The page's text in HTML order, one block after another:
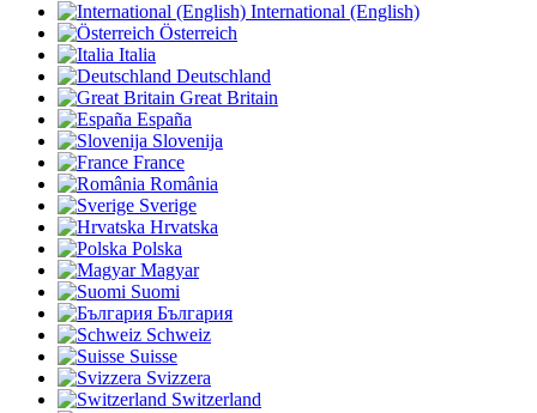
International (English)
Österreich
Italia
Deutschland
Great Britain
España
Slovenija
France
România
Sverige
Hrvatska
Polska
Magyar
Suomi
България
Schweiz
Suisse
Svizzera
Switzerland